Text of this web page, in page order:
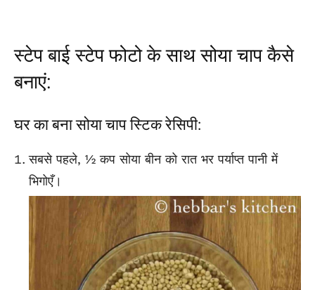
स्टेप बाई स्टेप फोटो के साथ सोया चाप कैसे
बनाएं:
घर का बना सोया चाप स्टिक रेसिपी:
सबसे पहले, ½ कप सोया बीन को रात भर पर्याप्त पानी में
भिगोएँ।